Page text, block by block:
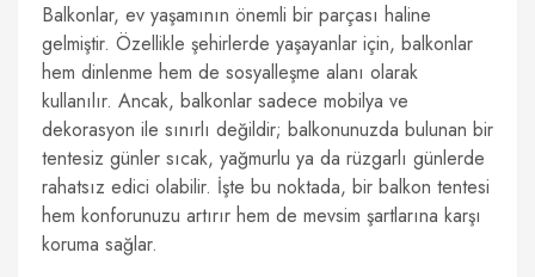
Balkonlar, ev yaşamının önemli bir parçası haline
gelmiştir. Özellikle şehirlerde yaşayanlar için, balkonlar
hem dinlenme hem de sosyalleşme alanı olarak
kullanılır. Ancak, balkonlar sadece mobilya ve
dekorasyon ile sınırlı değildir; balkonunuzda bulunan bir
tentesiz günler sıcak, yağmurlu ya da rüzgarlı günlerde
rahatsız edici olabilir. İşte bu noktada, bir balkon tentesi
hem konforunuzu artırır hem de mevsim şartlarına karşı
koruma sağlar.